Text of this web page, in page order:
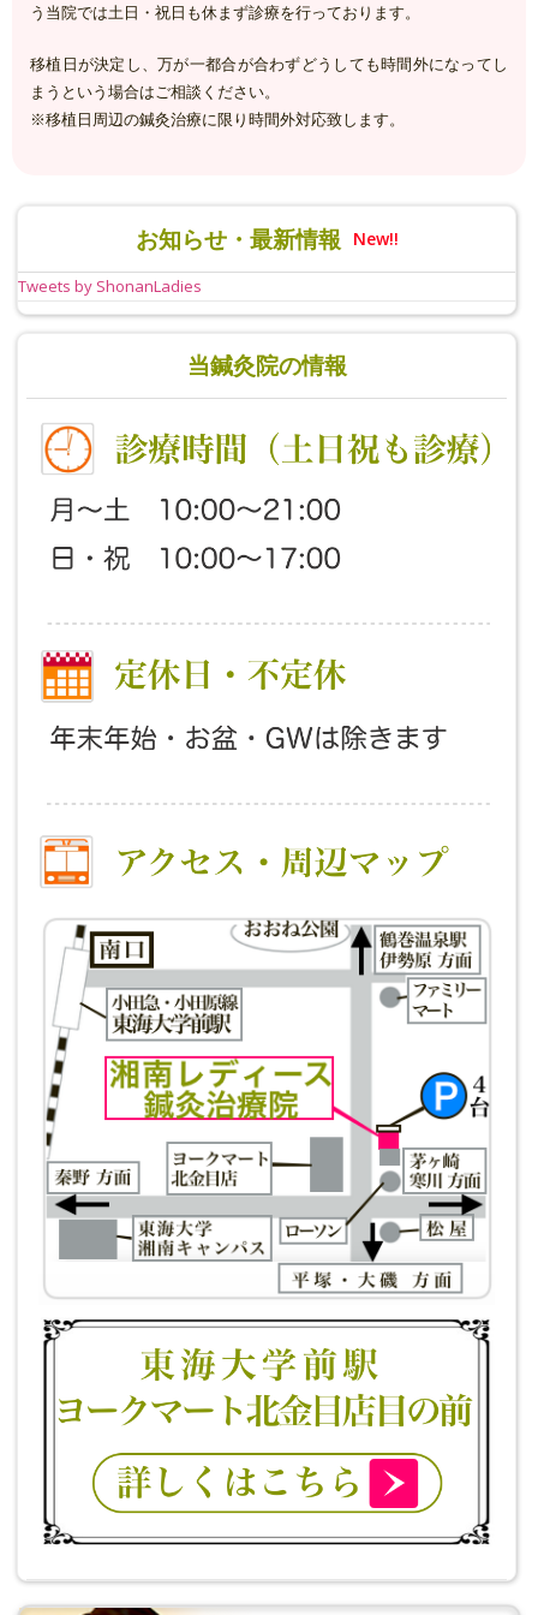
う当院では土日・祝日も休まず診療を行っております。
移植日が決定し、万が一都合が合わずどうしても時間外になってし
まうという場合はご相談ください。
※移植日周辺の鍼灸治療に限り時間外対応致します。
お知らせ・最新情報 New!!
Tweets by ShonanLadies
当鍼灸院の情報